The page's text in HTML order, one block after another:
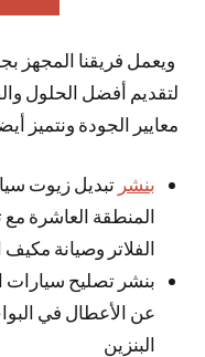
ويعمل فريقنا المجهز
لتقديم أفضل الحلول
معايير الجودة ونتميز
بنشر تبديل زيوت
المنطقة العاشرة مع
الفلاتر وصيانة مكيف
بنشر تصليح
عن الأعطال في
البنزين